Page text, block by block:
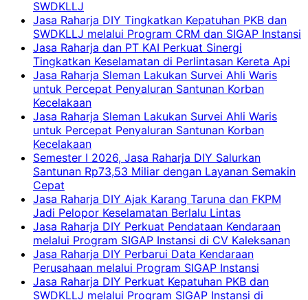
SWDKLLJ
Jasa Raharja DIY Tingkatkan Kepatuhan PKB dan
SWDKLLJ melalui Program CRM dan SIGAP Instansi
Jasa Raharja dan PT KAI Perkuat Sinergi
Tingkatkan Keselamatan di Perlintasan Kereta Api
Jasa Raharja Sleman Lakukan Survei Ahli Waris
untuk Percepat Penyaluran Santunan Korban
Kecelakaan
Jasa Raharja Sleman Lakukan Survei Ahli Waris
untuk Percepat Penyaluran Santunan Korban
Kecelakaan
Semester I 2026, Jasa Raharja DIY Salurkan
Santunan Rp73,53 Miliar dengan Layanan Semakin
Cepat
Jasa Raharja DIY Ajak Karang Taruna dan FKPM
Jadi Pelopor Keselamatan Berlalu Lintas
Jasa Raharja DIY Perkuat Pendataan Kendaraan
melalui Program SIGAP Instansi di CV Kaleksanan
Jasa Raharja DIY Perbarui Data Kendaraan
Perusahaan melalui Program SIGAP Instansi
Jasa Raharja DIY Perkuat Kepatuhan PKB dan
SWDKLLJ melalui Program SIGAP Instansi di